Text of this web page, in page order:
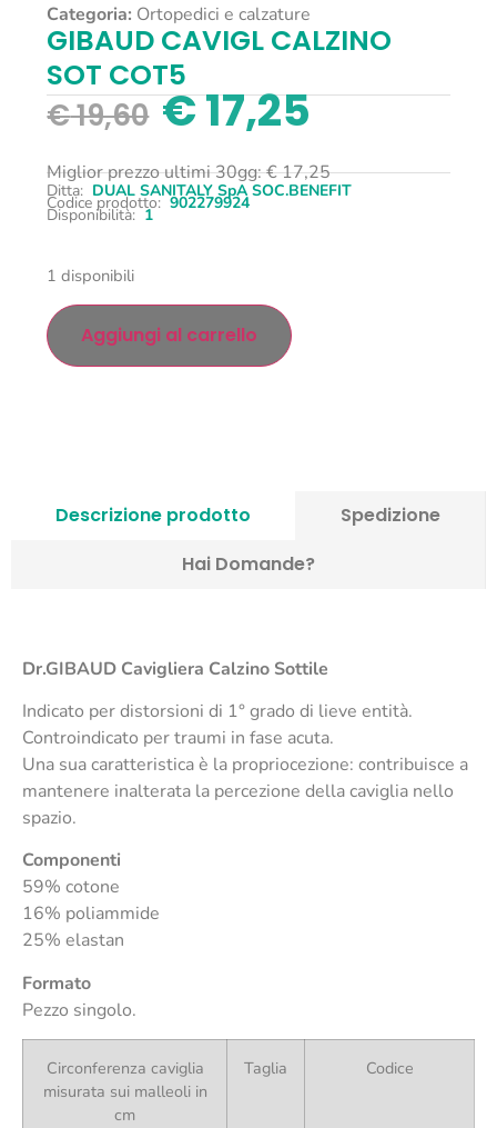
Categoria: Ortopedici e calzature
GIBAUD CAVIGL CALZINO
SOT COT5
€19,60 €17,25
Miglior prezzo ultimi 30gg:€17,25
Ditta: DUAL SANITALY SpA SOC.BENEFIT
Codice prodotto: 902279924
Disponibilità: 1
1 disponibili
Aggiungi al carrello
Descrizione prodotto
Spedizione
Hai Domande?
Dr.GIBAUD Cavigliera Calzino Sottile
Indicato per distorsioni di 1° grado di lieve entità.
Controindicato per traumi in fase acuta.
Una sua caratteristica è la propriocezione: contribuisce a
mantenere inalterata la percezione della caviglia nello
spazio.
Componenti
59% cotone
16% poliammide
25% elastan
Formato
Pezzo singolo.
Circonferenza caviglia
misurata sui malleoli in
cm
Taglia Codice